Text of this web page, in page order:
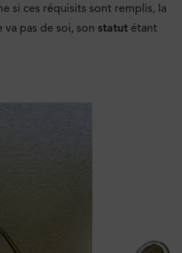
si ces réquisits sont remplis, la
va pas de soi, son statut étant